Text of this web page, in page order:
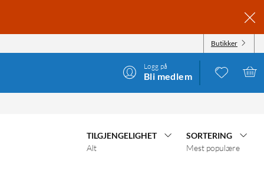
Butikker
Logg på
Bli medlem
TILGJENGELIGHET
Alt
SORTERING
Mest populære